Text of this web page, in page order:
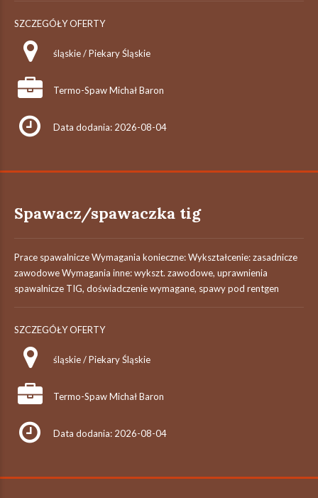
SZCZEGÓŁY OFERTY
śląskie / Piekary Śląskie
Termo-Spaw Michał Baron
Data dodania: 2026-08-04
Spawacz/spawaczka tig
Prace spawalnicze Wymagania konieczne: Wykształcenie: zasadnicze
zawodowe Wymagania inne: wykszt. zawodowe, uprawnienia
spawalnicze TIG, doświadczenie wymagane, spawy pod rentgen
SZCZEGÓŁY OFERTY
śląskie / Piekary Śląskie
Termo-Spaw Michał Baron
Data dodania: 2026-08-04